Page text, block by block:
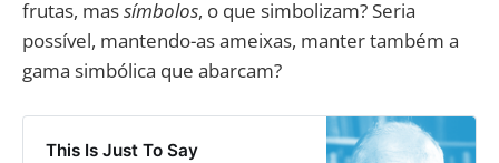
frutas, massímbolos, o que simbolizam? Seria
possível, mantendo-as ameixas, manter também a
gama simbólica que abarcam?
This Is Just To Say